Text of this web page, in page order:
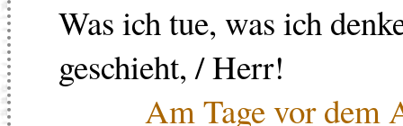
Was ich tue, was ich
geschieht, / Herr!
Am Tage vor dem